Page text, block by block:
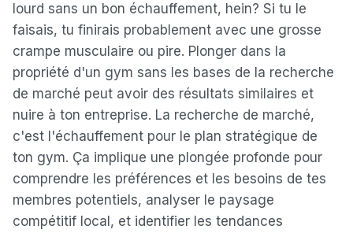
lourd sans un bon échauffement, hein? Si tu le
faisais, tu finirais probablement avec une grosse
crampe musculaire ou pire. Plonger dans la
propriété d'un gym sans les bases de la recherche
de marché peut avoir des résultats similaires et
nuire à ton entreprise. La recherche de marché,
c'est l'échauffement pour le plan stratégique de
ton gym. Ça implique une plongée profonde pour
comprendre les préférences et les besoins de tes
membres potentiels, analyser le paysage
compétitif local, et identifier les tendances